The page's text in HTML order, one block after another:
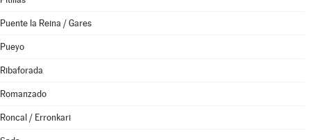
Puente la Reina / Gares
Pueyo
Ribaforada
Romanzado
Roncal / Erronkari